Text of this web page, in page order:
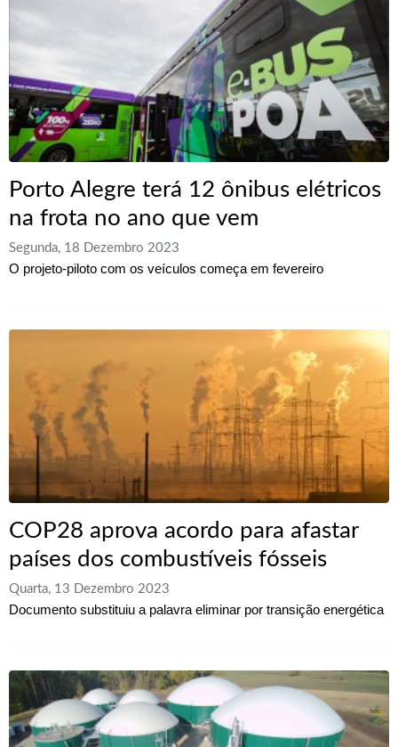
Porto Alegre terá 12 ônibus elétricos
na frota no ano que vem
Segunda, 18 Dezembro 2023
O projeto-piloto com os veículos começa em fevereiro
COP28 aprova acordo para afastar
países dos combustíveis fósseis
Quarta, 13 Dezembro 2023
Documento substituiu a palavra eliminar por transição energética